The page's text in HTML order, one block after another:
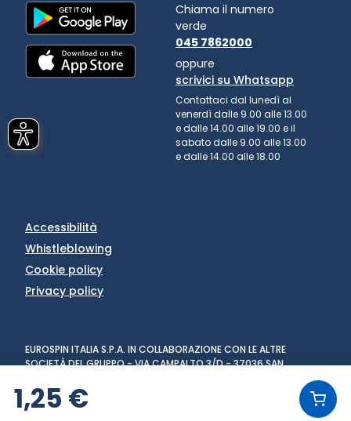
1,25 €
Chiama il numero
verde
045 7862000
oppure
scrivici su Whatsapp
Contattaci dal lunedì al
venerdì dalle 9.00 alle 13.00
e dalle 14.00 alle 19.00 e il
sabato dalle 9.00 alle 13.00
e dalle 14.00 alle 18.00
Accessibilità
Whistleblowing
Cookie policy
Privacy policy
EUROSPIN ITALIA S.P.A. IN COLLABORAZIONE CON LE ALTRE
SOCIETÀ DEL GRUPPO - VIA CAMPALTO 3/D - 37036 SAN
MARTINO BUON ALBERGO (VR) - FAX +39 045 8782333 - PARTITA
IVA 02536510239
VERSIONE: 1.6.0